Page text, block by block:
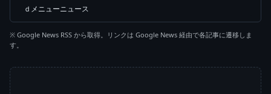
ｄメニューニュース
※ Google News RSS から取得。リンクは Google News 経由で各記事に遷移しま
す。